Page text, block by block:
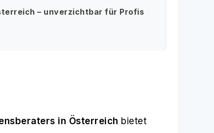
– unverzichtbar für Profis
in Österreich bietet